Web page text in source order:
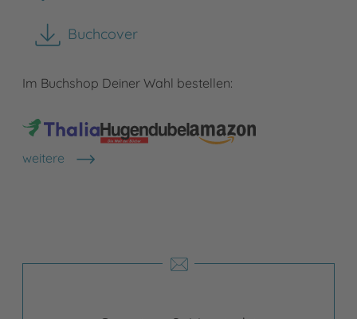
Buchcover
herunterladen
Im Buchshop Deiner Wahl bestellen:
weitere
Shops anzeigen